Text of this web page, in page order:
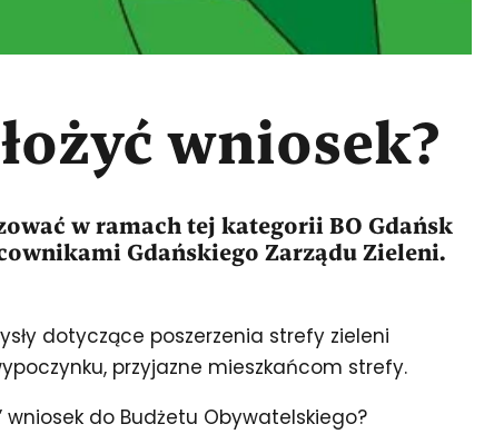
wniosek?
w ramach tej kategorii BO Gdańsk
Gdańskiego Zarządu Zieleni.
dotyczące poszerzenia strefy zieleni
przyjazne mieszkańcom strefy.
wniosek do Budżetu Obywatelskiego?